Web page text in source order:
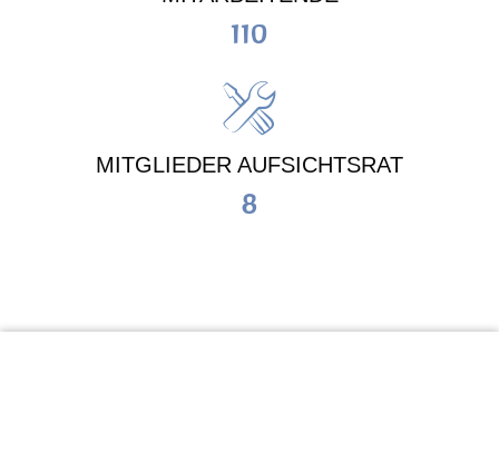
110
MITGLIEDER AUFSICHTSRAT
8